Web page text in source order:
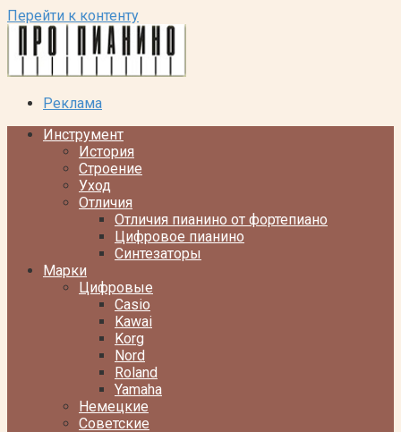
Перейти к контенту
Реклама
Инструмент
История
Строение
Уход
Отличия
Отличия пианино от фортепиано
Цифровое пианино
Синтезаторы
Марки
Цифровые
Casio
Kawai
Korg
Nord
Roland
Yamaha
Немецкие
Советские